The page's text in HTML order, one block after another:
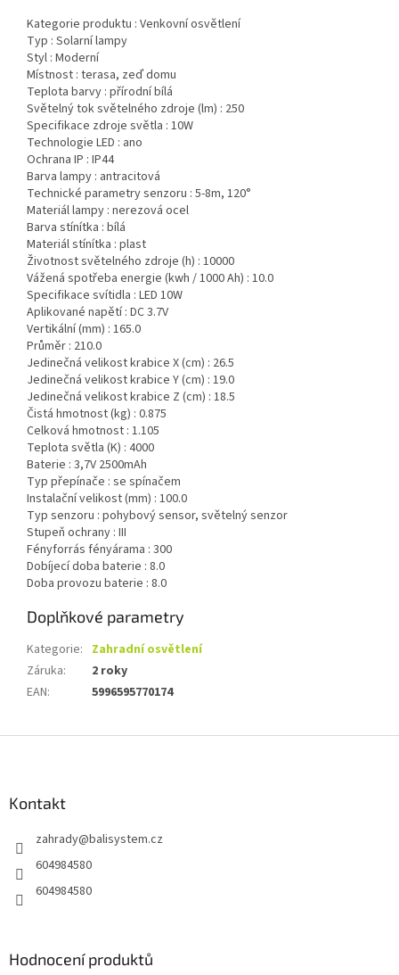
Kategorie produktu : Venkovní osvětlení
Typ : Solarní lampy
Styl : Moderní
Místnost : terasa, zeď domu
Teplota barvy : přírodní bílá
Světelný tok světelného zdroje (lm) : 250
Specifikace zdroje světla : 10W
Technologie LED : ano
Ochrana IP : IP44
Barva lampy : antracitová
Technické parametry senzoru : 5-8m, 120°
Materiál lampy : nerezová ocel
Barva stínítka : bílá
Materiál stínítka : plast
Životnost světelného zdroje (h) : 10000
Vážená spotřeba energie (kwh / 1000 Ah) : 10.0
Specifikace svítidla : LED 10W
Aplikované napětí : DC 3.7V
Vertikální (mm) : 165.0
Průměr : 210.0
Jedinečná velikost krabice X (cm) : 26.5
Jedinečná velikost krabice Y (cm) : 19.0
Jedinečná velikost krabice Z (cm) : 18.5
Čistá hmotnost (kg) : 0.875
Celková hmotnost : 1.105
Teplota světla (K) : 4000
Baterie : 3,7V 2500mAh
Typ přepínače : se spínačem
Instalační velikost (mm) : 100.0
Typ senzoru : pohybový sensor, světelný senzor
Stupeň ochrany : III
Fényforrás fényárama : 300
Dobíjecí doba baterie : 8.0
Doba provozu baterie : 8.0
Doplňkové parametry
Kategorie: Zahradní osvětlení
Záruka:
2 roky
EAN: 5996595770174
Kontakt
zahrady@balisystem.cz
604984580
604984580
Hodnocení produktů